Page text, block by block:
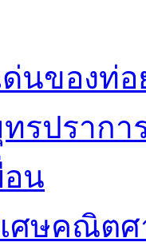
นของท่
รปราก
อน
ศษคณิต